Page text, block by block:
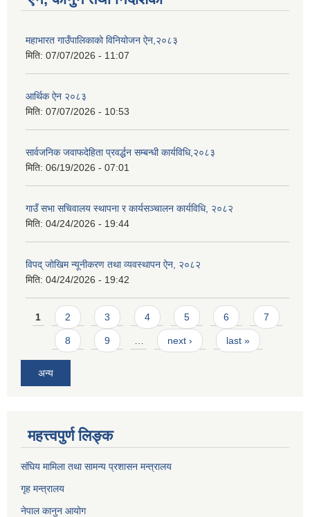
महाभारत गाउँपालिकाको विनियोजन ऐन,२०८३
मिति: 07/07/2026 - 11:07
आर्थिक ऐन २०८३
मिति: 07/07/2026 - 10:53
सार्वजनिक जवाफदेहिता प्रवर्द्धन सम्बन्धी कार्यविधि,२०८३
मिति: 06/19/2026 - 07:01
गाउँ सभा सचिवालय स्थापना र कार्यसञ्चालन कार्यविधि, २०८२
मिति: 04/24/2026 - 19:44
विपद् जोखिम न्यूनीकरण तथा व्यवस्थापन ऐन, २०८२
मिति: 04/24/2026 - 19:42
Pages
1 2 3 4 5 6 7
8 9 next › last »
अन्य
महत्त्वपुर्ण लिङ्क
संघिय मामिला तथा सामन्य प्रशासन मन्त्रालय
गृह मन्त्रालय
नेपाल कानुन आयोग